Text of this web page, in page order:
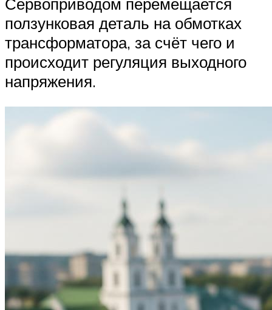
Сервоприводом перемещается
ползунковая деталь на обмотках
трансформатора, за счёт чего и
происходит регуляция выходного
напряжения.